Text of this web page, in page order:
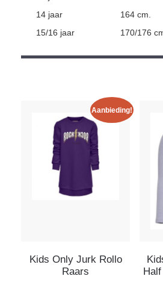
14 jaar
164 cm.
15/16 jaar
170/176
Aanbieding!
Kids Only Jurk Rollo
Raars